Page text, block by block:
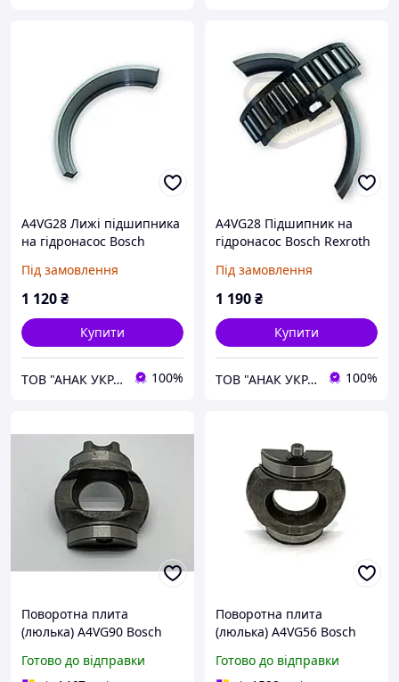
A4VG28 Лижі підшипника
на гідронасос Bosch
Під замовлення
1 120₴
Купити
ТОВ "АНАК УКРАЇНА" 100%
A4VG28 Підшипник на
гідронасос Bosch Rexroth
Під замовлення
1 190₴
Купити
ТОВ "АНАК УКРАЇНА" 100%
Поворотна плита
(люлька) A4VG90 Bosch
Готово до відправки
Поворотна плита
(люлька) A4VG56 Bosch
Готово до відправки